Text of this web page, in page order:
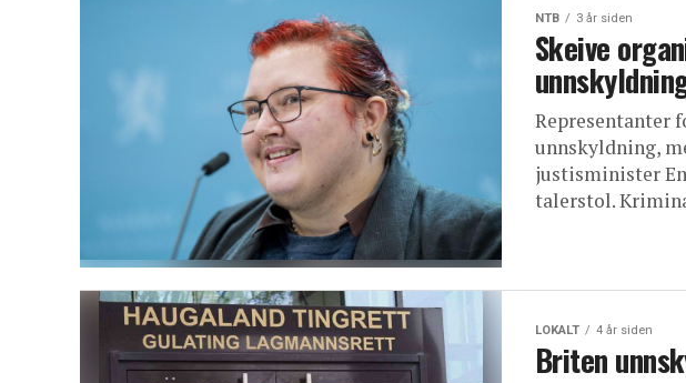
NTB 3 år siden
Skeive
Representanter
unnskyldning,
justisminister
talerstol.
LOKALT 4 år siden
Briten